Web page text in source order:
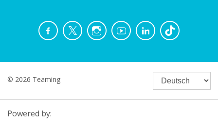
© 2026 Teaming
Powered by: